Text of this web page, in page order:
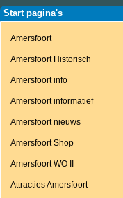
Start pagina's
Amersfoort
Amersfoort Historisch
Amersfoort info
Amersfoort informatief
Amersfoort nieuws
Amersfoort Shop
Amersfoort WO II
Attracties Amersfoort